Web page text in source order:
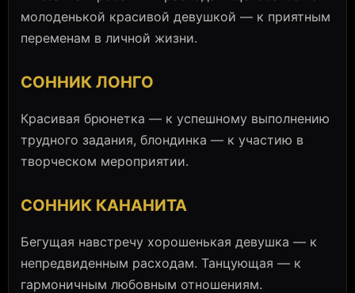
молоденькой красивой девушкой — к приятным
переменам в личной жизни.
СОННИК ЛОНГО
Красивая брюнетка — к успешному выполнению
трудного задания, блондинка — к участию в
творческом мероприятии.
СОННИК КАНАНИТА
Бегущая навстречу хорошенькая девушка — к
непредвиденным расходам. Танцующая — к
гармоничным любовным отношениям.